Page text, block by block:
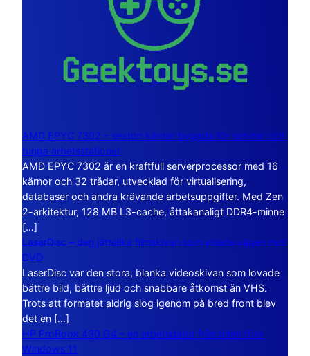
AMD EPYC 7302 – sexton kärnor byggda för servrar och
tunga arbetsstationer
AMD EPYC 7302 är en kraftfull serverprocessor med 16
kärnor och 32 trådar, utvecklad för virtualisering,
databaser och andra krävande arbetsuppgifter. Med Zen
2-arkitektur, 128 MB L3-cache, åttakanaligt DDR4-minne
[…]
LaserDisc – den jättelika filmskivan som visade vägen mot
DVD
LaserDisc var den stora, blanka videoskivan som lovade
bättre bild, bättre ljud och snabbare åtkomst än VHS.
Trots att formatet aldrig slog igenom på bred front blev
det en […]
HP ProBook 430 G4 – en arbetsdator från tiden före
Windows 11